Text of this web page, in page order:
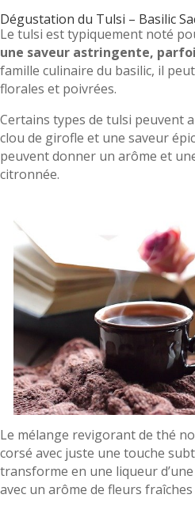
Dégustation du Tulsi – Basilic
Le tulsi est typiquement noté
une saveur astringente,
famille culinaire du basilic, il
florales et poivrées.
Certains types de tulsi peuvent
clou de girofle et une saveur
peuvent donner un arôme et
citronnée.
Le mélange revigorant de thé
corsé avec juste une touche
transforme en une liqueur
avec un arôme de fleurs fraîches